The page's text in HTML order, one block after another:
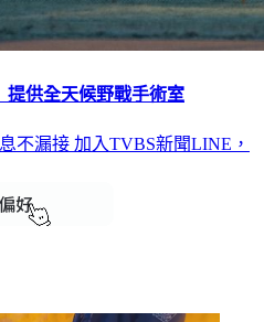
供全天候野戰手術室
不漏接 加入TVBS新聞LINE，